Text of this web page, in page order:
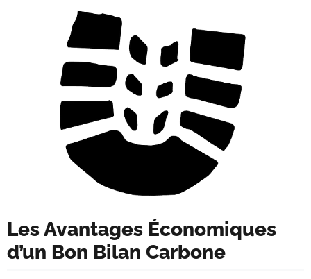
Les Avantages Économiques
d’un Bon Bilan Carbone